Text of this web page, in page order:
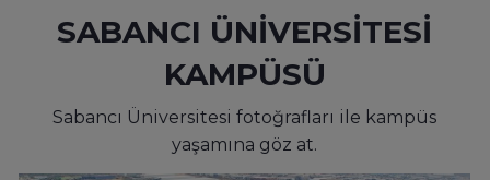
SABANCI ÜNİVERSİTESİ
KAMPÜSÜ
Sabancı Üniversitesi fotoğrafları ile kampüs
yaşamına göz at.